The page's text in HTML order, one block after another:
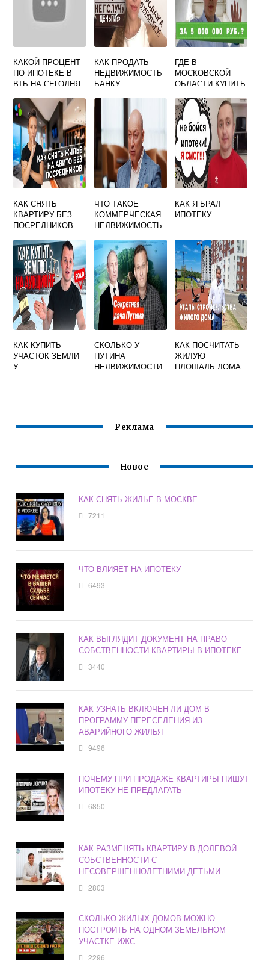
КАКОЙ ПРОЦЕНТ
ПО ИПОТЕКЕ В
ВТБ НА СЕГОДНЯ
КАК ПРОДАТЬ
НЕДВИЖИМОСТЬ
БАНКУ
ГДЕ В
МОСКОВСКОЙ
ОБЛАСТИ КУПИТЬ
КАК СНЯТЬ
КВАРТИРУ БЕЗ
ПОСРЕДНИКОВ
СРОК ОТ
ХОЗЯИНА
ЧТО ТАКОЕ
КОММЕРЧЕСКАЯ
НЕДВИЖИМОСТЬ
КАК Я БРАЛ
ИПОТЕКУ
КАК КУПИТЬ
УЧАСТОК ЗЕМЛИ
У
СКОЛЬКО У
ПУТИНА
НЕДВИЖИМОСТИ
КАК ПОСЧИТАТЬ
ЖИЛУЮ
ПЛОЩАДЬ ДОМА
Реклама
Новое
КАК СНЯТЬ ЖИЛЬЕ В МОСКВЕ
7211
ЧТО ВЛИЯЕТ НА ИПОТЕКУ
6493
КАК ВЫГЛЯДИТ ДОКУМЕНТ НА ПРАВО
СОБСТВЕННОСТИ КВАРТИРЫ В ИПОТЕКЕ
3440
КАК УЗНАТЬ ВКЛЮЧЕН ЛИ ДОМ В
ПРОГРАММУ ПЕРЕСЕЛЕНИЯ ИЗ
АВАРИЙНОГО ЖИЛЬЯ
9496
ПОЧЕМУ ПРИ ПРОДАЖЕ КВАРТИРЫ ПИШУТ
ИПОТЕКУ НЕ ПРЕДЛАГАТЬ
6850
КАК РАЗМЕНЯТЬ КВАРТИРУ В ДОЛЕВОЙ
СОБСТВЕННОСТИ С
НЕСОВЕРШЕННОЛЕТНИМИ ДЕТЬМИ
2803
СКОЛЬКО ЖИЛЫХ ДОМОВ МОЖНО
ПОСТРОИТЬ НА ОДНОМ ЗЕМЕЛЬНОМ
УЧАСТКЕ ИЖС
2296